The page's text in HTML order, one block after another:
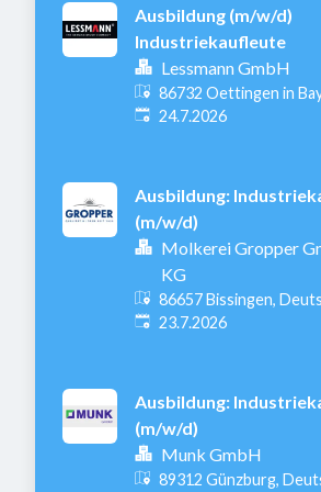
Ausbildung (m/w/d)
Industriekaufleute
Lessmann GmbH
86732 Oettingen in
Deutschland
Veröffentlicht
24.7.2026
Ausbildung:
(m/w/d)
Molkerei Gropper
KG
86657 Bissingen,
Veröffentlicht
23.7.2026
Ausbildung:
(m/w/d)
Munk GmbH
89312 Günzburg,